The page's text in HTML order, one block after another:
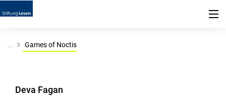
... Games of Noctis
Deva Fagan